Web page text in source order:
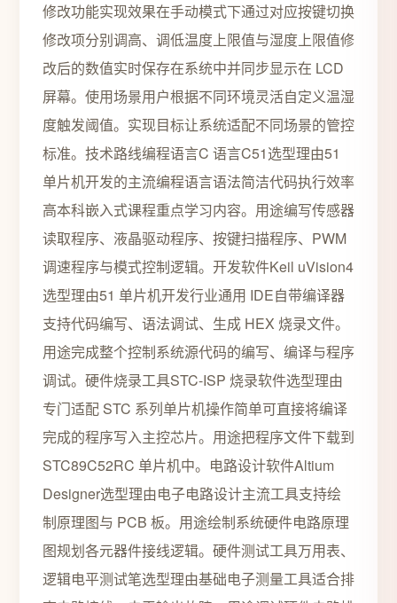
修改功能实现效果在手动模式下通过对应按键切换
修改项分别调高、调低温度上限值与湿度上限值修
改后的数值实时保存在系统中并同步显示在 LCD
屏幕。使用场景用户根据不同环境灵活自定义温湿
度触发阈值。实现目标让系统适配不同场景的管控
标准。技术路线编程语言C 语言C51选型理由51
单片机开发的主流编程语言语法简洁代码执行效率
高本科嵌入式课程重点学习内容。用途编写传感器
读取程序、液晶驱动程序、按键扫描程序、PWM
调速程序与模式控制逻辑。开发软件Keil uVision4
选型理由51 单片机开发行业通用 IDE自带编译器
支持代码编写、语法调试、生成 HEX 烧录文件。
用途完成整个控制系统源代码的编写、编译与程序
调试。硬件烧录工具STC-ISP 烧录软件选型理由
专门适配 STC 系列单片机操作简单可直接将编译
完成的程序写入主控芯片。用途把程序文件下载到
STC89C52RC 单片机中。电路设计软件Altium
Designer选型理由电子电路设计主流工具支持绘
制原理图与 PCB 板。用途绘制系统硬件电路原理
图规划各元器件接线逻辑。硬件测试工具万用表、
逻辑电平测试笔选型理由基础电子测量工具适合排